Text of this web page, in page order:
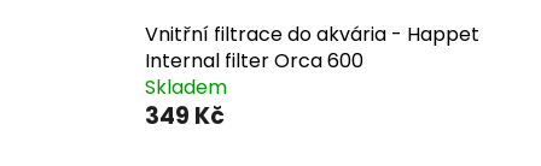
Vnitřní filtrace do akvária - Happet
Internal filter Orca 600
Skladem
349 Kč